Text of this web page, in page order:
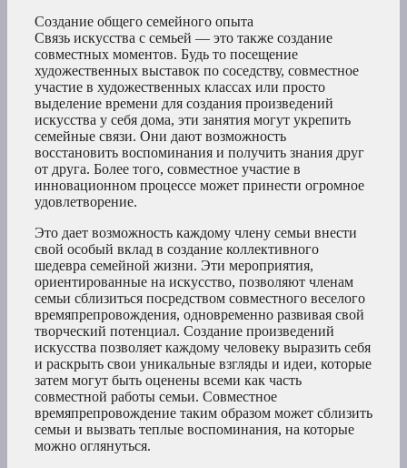
Создание общего семейного опыта
Связь искусства с семьей — это также создание
совместных моментов. Будь то посещение
художественных выставок по соседству, совместное
участие в художественных классах или просто
выделение времени для создания произведений
искусства у себя дома, эти занятия могут укрепить
семейные связи. Они дают возможность
восстановить воспоминания и получить знания друг
от друга. Более того, совместное участие в
инновационном процессе может принести огромное
удовлетворение.
Это дает возможность каждому члену семьи внести
свой особый вклад в создание коллективного
шедевра семейной жизни. Эти мероприятия,
ориентированные на искусство, позволяют членам
семьи сблизиться посредством совместного веселого
времяпрепровождения, одновременно развивая свой
творческий потенциал. Создание произведений
искусства позволяет каждому человеку выразить себя
и раскрыть свои уникальные взгляды и идеи, которые
затем могут быть оценены всеми как часть
совместной работы семьи. Совместное
времяпрепровождение таким образом может сблизить
семьи и вызвать теплые воспоминания, на которые
можно оглянуться.